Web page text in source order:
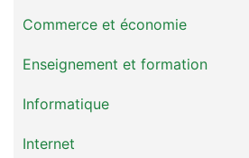
Commerce et économie
Enseignement et formation
Informatique
Internet